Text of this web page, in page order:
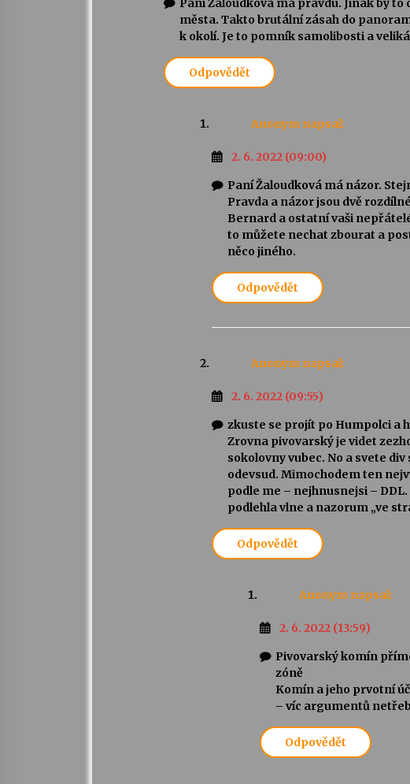
Paní Žaloudková má pravdu. Jinak by
města. Takto brutální zásah do
k okolí. Je to pomník samolibosti a
Odpovědět
Anonym napsal:
2. 6. 2022 (09:00)
Paní Žaloudková má názor.
Pravda a názor jsou dvě
Bernard a ostatní vaši
to můžete nechat zbourat a
něco jiného.
Odpovědět
Anonym napsal:
2. 6. 2022 (09:55)
zkuste se projít po Humpolci a
Zrovna pivovarský je videt
sokolovny vubec. No a svete
odevsud. Mimochodem ten
podle me – nejhnusnejsi –
podlehla vlne a nazorum „ve
Odpovědět
Anonym napsal:
2. 6. 2022 (13:59)
Pivovarský komín
zóně
Komín a jeho prvotní
– víc argumentů
Odpovědět